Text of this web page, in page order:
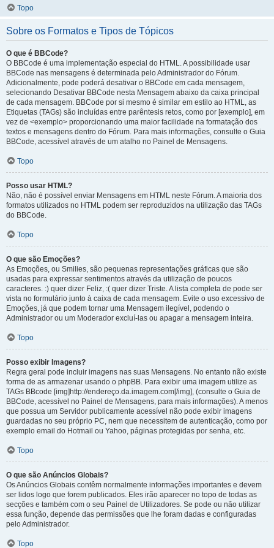
Topo
Sobre os Formatos e Tipos de Tópicos
O que é BBCode?
O BBCode é uma implementação especial do HTML. A possibilidade usar
BBCode nas mensagens é determinada pelo Administrador do Fórum.
Adicionalmente, pode poderá desativar o BBCode em cada mensagem,
selecionando Desativar BBCode nesta Mensagem abaixo da caixa principal
de cada mensagem. BBCode por si mesmo é similar em estilo ao HTML, as
Etiquetas (TAGs) são incluídas entre parêntesis retos, como por [exemplo], em
vez de <exemplo> proporcionando uma maior facilidade na formatação dos
textos e mensagens dentro do Fórum. Para mais informações, consulte o Guia
BBCode, acessível através de um atalho no Painel de Mensagens.
Topo
Posso usar HTML?
Não, não é possível enviar Mensagens em HTML neste Fórum. A maioria dos
formatos utilizados no HTML podem ser reproduzidos na utilização das TAGs
do BBCode.
Topo
O que são Emoções?
As Emoções, ou Smilies, são pequenas representações gráficas que são
usadas para expressar sentimentos através da utilização de poucos
caracteres. :) quer dizer Feliz, :( quer dizer Triste. A lista completa de pode ser
vista no formulário junto à caixa de cada mensagem. Evite o uso excessivo de
Emoções, já que podem tornar uma Mensagem ilegível, podendo o
Administrador ou um Moderador excluí-las ou apagar a mensagem inteira.
Topo
Posso exibir Imagens?
Regra geral pode incluir imagens nas suas Mensagens. No entanto não existe
forma de as armazenar usando o phpBB. Para exibir uma imagem utilize as
TAGs BBcode [img]http://endereço.da.imagem.com[/img], (consulte o Guia de
BBCode, acessível no Painel de Mensagens, para mais informações). A menos
que possua um Servidor publicamente acessível não pode exibir imagens
guardadas no seu próprio PC, nem que necessitem de autenticação, como por
exemplo email do Hotmail ou Yahoo, páginas protegidas por senha, etc.
Topo
O que são Anúncios Globais?
Os Anúncios Globais contêm normalmente informações importantes e devem
ser lidos logo que forem publicados. Eles irão aparecer no topo de todas as
secções e também com o seu Painel de Utilizadores. Se pode ou não utilizar
essa função, depende das permissões que lhe foram dadas e configuradas
pelo Administrador.
Topo